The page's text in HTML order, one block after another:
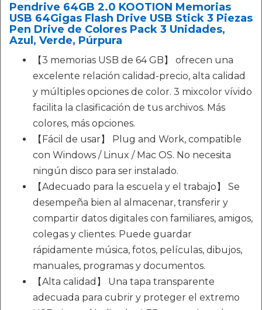
Pendrive 64GB 2.0 KOOTION Memorias
USB 64Gigas Flash Drive USB Stick 3 Piezas
Pen Drive de Colores Pack 3 Unidades,
Azul, Verde, Púrpura
【3 memorias USB de 64 GB】 ofrecen una
excelente relación calidad-precio, alta calidad
y múltiples opciones de color. 3 mixcolor vívido
facilita la clasificación de tus archivos. Más
colores, más opciones.
【Fácil de usar】 Plug and Work, compatible
con Windows / Linux / Mac OS. No necesita
ningún disco para ser instalado.
【Adecuado para la escuela y el trabajo】 Se
desempeña bien al almacenar, transferir y
compartir datos digitales con familiares, amigos,
colegas y clientes. Puede guardar
rápidamente música, fotos, películas, dibujos,
manuales, programas y documentos.
【Alta calidad】 Una tapa transparente
adecuada para cubrir y proteger el extremo